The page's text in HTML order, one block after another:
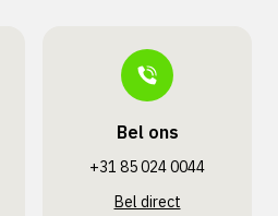
Bel ons
+31 85 024 0044
Bel direct